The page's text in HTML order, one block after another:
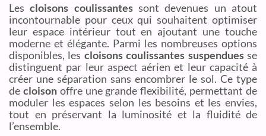
Lescloisons coulissantessont devenues un atout
incontournable pour ceux qui souhaitent optimiser
leur espace intérieur tout en ajoutant une touche
moderne et élégante. Parmi les nombreuses options
disponibles, les cloisons coulissantes suspenduesse
distinguent par leur aspect aérien et leur capacité à
créer une séparation sans encombrer le sol. Ce type
de cloisonoffre une grande flexibilité, permettant de
moduler les espaces selon les besoins et les envies,
tout en préservant la luminosité et la fluidité de
l’ensemble.